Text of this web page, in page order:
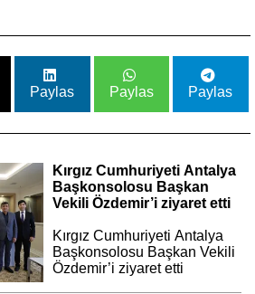
Paylas Paylas Paylas
Kırgız Cumhuriyeti Antalya
Başkonsolosu Başkan
Vekili Özdemir’i ziyaret etti
Kırgız Cumhuriyeti Antalya
Başkonsolosu Başkan Vekili
Özdemir’i ziyaret etti